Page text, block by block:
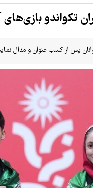
تکواندو بازی‌های
پس از کسب عنوان و مدال